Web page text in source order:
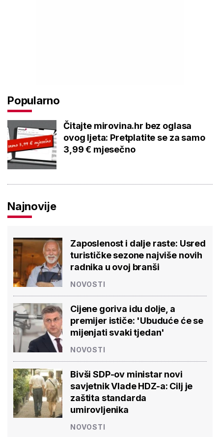
Popularno
Čitajte mirovina.hr bez oglasa
ovog ljeta: Pretplatite se za samo
3,99 € mjesečno
Najnovije
Zaposlenost i dalje raste: Usred
turističke sezone najviše novih
radnika u ovoj branši
NOVOSTI
Cijene goriva idu dolje, a
premijer ističe: 'Ubuduće će se
mijenjati svaki tjedan'
NOVOSTI
Bivši SDP-ov ministar novi
savjetnik Vlade HDZ-a: Cilj je
zaštita standarda
umirovljenika
NOVOSTI